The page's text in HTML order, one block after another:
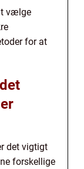
vælge
for at
det vigtigt
forskellige